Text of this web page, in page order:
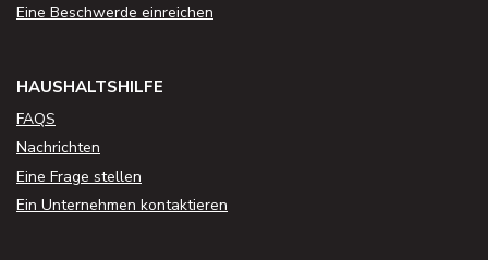
Eine Beschwerde einreichen
HAUSHALTSHILFE
FAQS
Nachrichten
Eine Frage stellen
Ein Unternehmen kontaktieren